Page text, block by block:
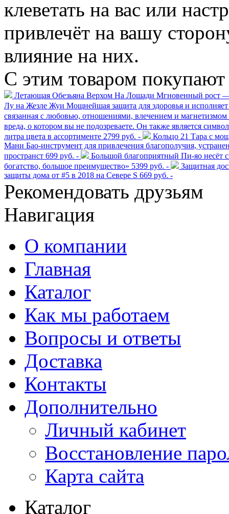
клеветать на вас или
привлечёт на вашу
влияние на них.
С этим товаром покупают
Летающая Обезьяна Верхом На Лошади Мгновенный рост
Лу на Жезле Жуи Мощнейшая защита для здоровья и исполняет
связанная с любовью, отношениями, влечением и магнетизмом
вреда, о котором вы не подозреваете. Он также является
литра цвета в ассортименте 2799 руб. -
Кольцо 21 Тара с
Мани Бао-инструмент для привлечения благополучия,
пространст 699 руб. -
Большой благоприятный Пи-яо несёт
богатство, большое преимущество» 5399 руб. -
Защитная
защиты дома от #5 в 2018 на Севере S 669 руб. -
Рекомендовать друзьям
Навигация
О компании
Главная
Каталог
Как мы работаем
Вопросы и ответы
Доставка
Контакты
Дополнительно
Личный кабинет
Восстановление
Карта сайта
Каталог